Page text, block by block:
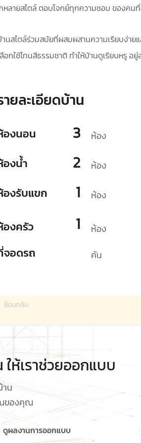
หลายสไตล์ ตอบโจกย์ทุกความชอบ ของค
นสไตล์ร่วมสมัยที่ผสมผสานความเรียบง่าย
อกใช้โทนสีธรรมชาติ ทำให้บ้านดูเรียบหรู อ
ายละเอียดบ้าน
องนอน 3 ห้อง
องน้ำ 2 ห้อง
องรับแขก 1 ห้อง
องครัว 1 ห้อง
จอดรถ คัน
ย้อนกลับ
ห้เราช่วยออกแบบ
น
ของคุณ
ดูผลงานการออกแบบ